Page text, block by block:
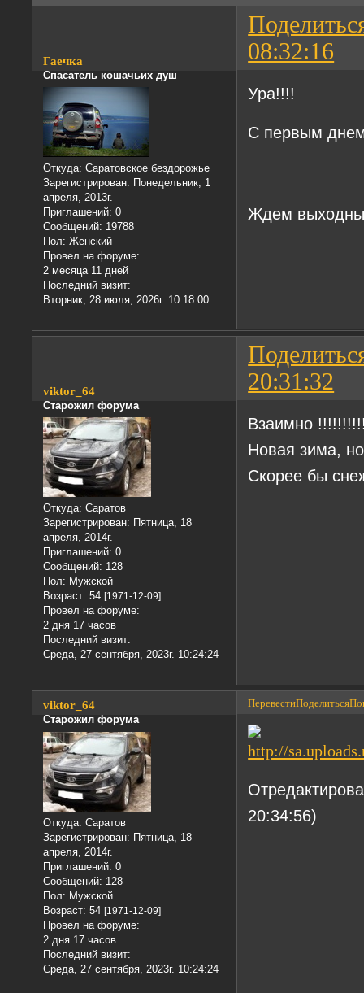
08:32:16
Гаечка
Спасатель кошачьих душ
Откуда: Саратовское бездорожье
Зарегистрирован: Понедельник, 1
апреля, 2013г.
Приглашений: 0
Сообщений: 19788
Пол: Женский
Провел на форуме:
2 месяца 11 дней
Последний визит:
Вторник, 28 июля, 2026г. 10:18:00
Ура!!!!
С первым
Ждем
20:31:32
viktor_64
Старожил форума
Откуда: Саратов
Зарегистрирован: Пятница, 18
апреля, 2014г.
Приглашений: 0
Сообщений: 128
Пол: Мужской
Возраст: 54[1971-12-09]
Провел на форуме:
2 дня 17 часов
Последний визит:
Среда, 27 сентября, 2023г. 10:24:24
Взаимно
Новая зима,
Скорее бы
ПеревестиПоделиться
viktor_64
Старожил форума
Откуда: Саратов
Зарегистрирован: Пятница, 18
апреля, 2014г.
Приглашений: 0
Сообщений: 128
Пол: Мужской
Возраст: 54[1971-12-09]
Провел на форуме:
2 дня 17 часов
Последний визит:
Среда, 27 сентября, 2023г. 10:24:24
20:34:56)